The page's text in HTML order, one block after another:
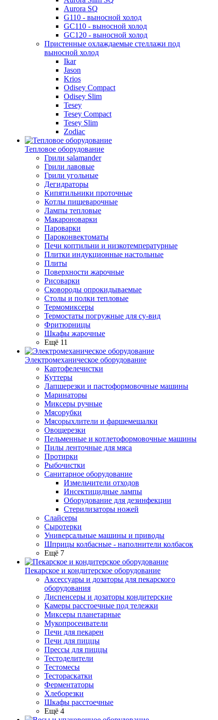
Aurora SQ
G110 - выносной холод
GC110 - выносной холод
GC120 - выносной холод
Пристенные охлаждаемые стеллажи под
выносной холод
Ikar
Jason
Krios
Odisey Compact
Odisey Slim
Tesey
Tesey Compact
Tesey Slim
Zodiac
Тепловое оборудование
Грили salamander
Грили лавовые
Грили угольные
Дегидраторы
Кипятильники проточные
Котлы пищеварочные
Лампы тепловые
Макароноварки
Пароварки
Пароконвектоматы
Печи коптильни и низкотемпературные
Плитки индукционные настольные
Плиты
Поверхности жарочные
Рисоварки
Сковороды опрокидываемые
Столы и полки тепловые
Термомиксеры
Термостаты погружные для су-вид
Фритюрницы
Шкафы жарочные
Ещё 11
Электромеханическое оборудование
Картофелечистки
Куттеры
Лапшерезки и пастоформовочные машины
Маринаторы
Миксеры ручные
Мясорубки
Мясорыхлители и фаршемешалки
Овощерезки
Пельменные и котлетоформовочные машины
Пилы ленточные для мяса
Протирки
Рыбочистки
Санитарное оборудование
Измельчители отходов
Инсектицидные лампы
Оборудование для дезинфекции
Стерилизаторы ножей
Слайсеры
Сыротерки
Универсальные машины и приводы
Шприцы колбасные - наполнители колбасок
Ещё 7
Пекарское и кондитерское оборудование
Аксессуары и дозаторы для пекарского
оборудования
Диспенсеры и дозаторы кондитерские
Камеры расстоечные под тележки
Миксеры планетарные
Мукопросеиватели
Печи для пекарен
Печи для пиццы
Прессы для пиццы
Тестоделители
Тестомесы
Тестораскатки
Ферментаторы
Хлеборезки
Шкафы расстоечные
Ещё 4